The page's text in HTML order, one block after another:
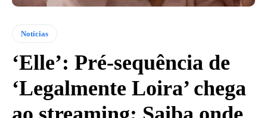
Notícias
‘Elle’: Pré-sequência de
‘Legalmente Loira’ chega